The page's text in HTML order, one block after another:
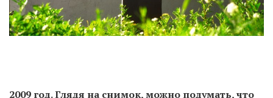
2009 год. Глядя на снимок, можно подумать, что